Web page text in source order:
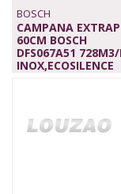
BOSCH
CAMPANA
60CM BOSCH
DFS067A51
INOX,ECOSILENCE